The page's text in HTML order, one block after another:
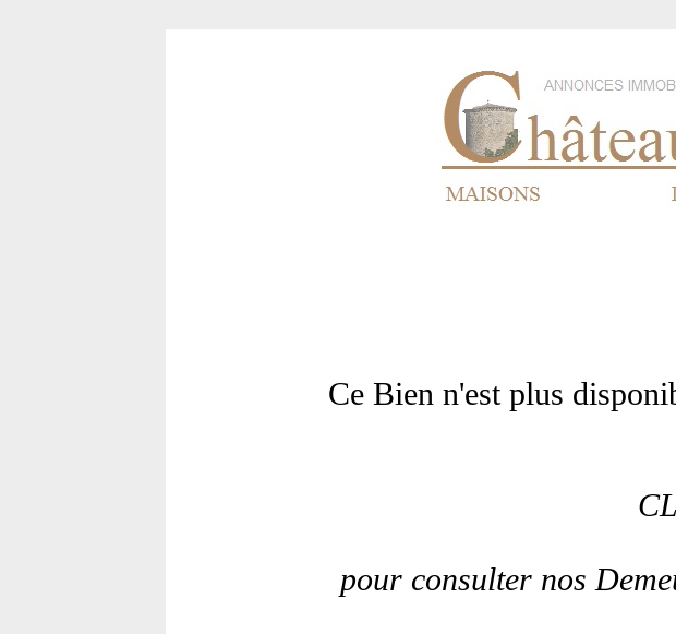
Ce Bien n'est plus
pour consulter nos